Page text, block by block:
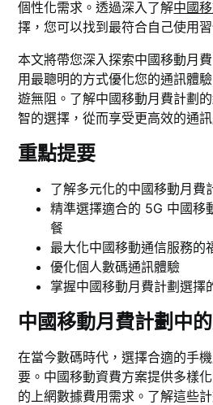
個性化需求。透過深入了解中國
擇，您可以找到最符合自己使用
本文將帶您深入探索中國移動月
用最聰明的方式優化您的通訊體
遊無阻。了解中國移動月費計劃
智的選擇，從而享受更高效的通訊
重點提要
了解多元化的中國移動月費
精準選擇適合的 5G 中國移
餐
最大化中國移動通信服務的
優化個人數碼通訊體驗
掌握中國移動月費計劃選擇
中國移動月費計劃中
在當今數碼時代，選擇合適的手
要。中國移動資費方案提供多樣
的上網數據費用需求。了解這些